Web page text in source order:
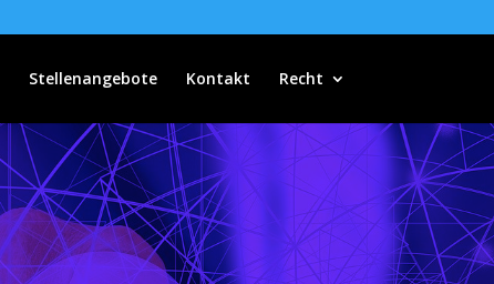
Stellenangebote Kontakt Recht